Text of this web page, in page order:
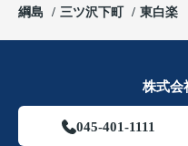
綱島
三ツ沢下町 東白楽
株式会
045-401-1111